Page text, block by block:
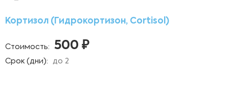
Кортизол (Гидрокортизон, Cortisol)
Стоимость: 500 ₽
Срок (дни): до 2